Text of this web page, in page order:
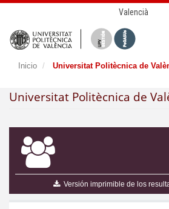
Valencià
Inicio Universitat Politècnica de
Universitat Politècnica de
Versión imprimible de los